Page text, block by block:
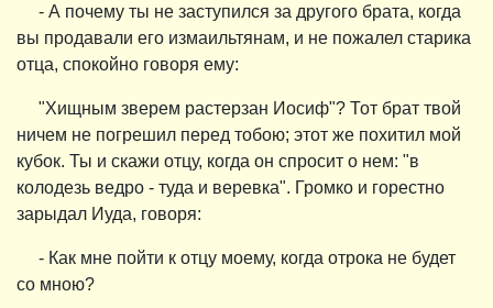
- А почему ты не заступился за другого брата, когда
вы продавали его измаильтянам, и не пожалел старика
отца, спокойно говоря ему:
"Хищным зверем растерзан Иосиф"? Тот брат твой
ничем не погрешил перед тобою; этот же похитил мой
кубок. Ты и скажи отцу, когда он спросит о нем: "в
колодезь ведро - туда и веревка". Громко и горестно
зарыдал Иуда, говоря:
- Как мне пойти к отцу моему, когда отрока не будет
со мною?